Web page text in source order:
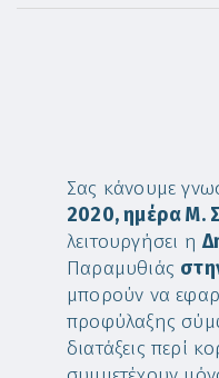
Σας κάνουμε
2020, ημέρα M.
λειτουργήσει η
Παραμυθιάς
μπορούν να
προφύλαξης
διατάξεις περί